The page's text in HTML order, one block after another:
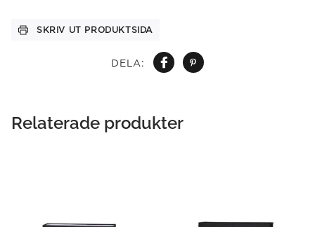
DELA:
SKRIV UT PRODUKTSIDA
Relaterade produkter